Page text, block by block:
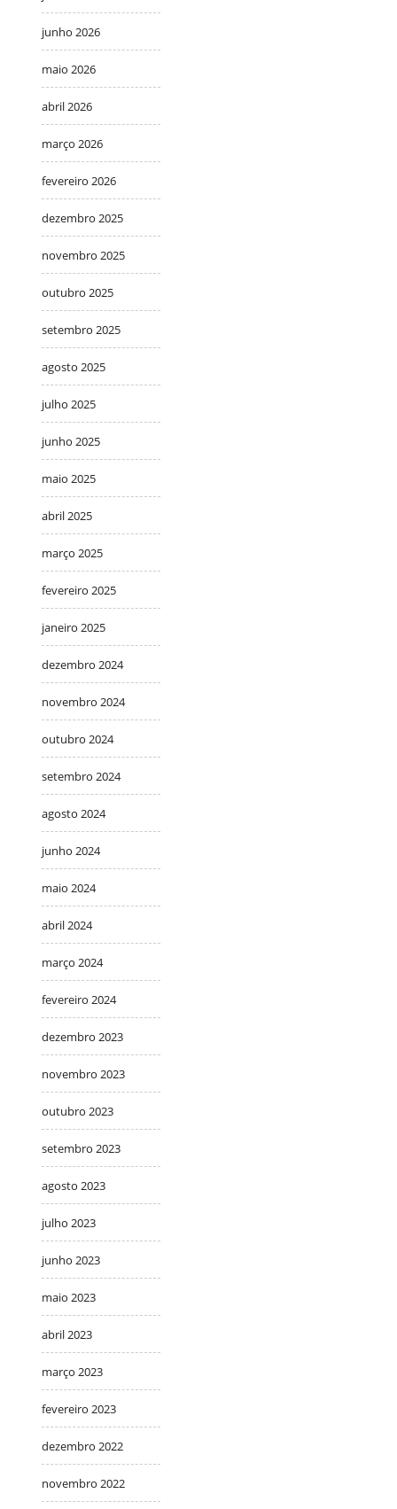
junho 2026
maio 2026
abril 2026
março 2026
fevereiro 2026
dezembro 2025
novembro 2025
outubro 2025
setembro 2025
agosto 2025
julho 2025
junho 2025
maio 2025
abril 2025
março 2025
fevereiro 2025
janeiro 2025
dezembro 2024
novembro 2024
outubro 2024
setembro 2024
agosto 2024
junho 2024
maio 2024
abril 2024
março 2024
fevereiro 2024
dezembro 2023
novembro 2023
outubro 2023
setembro 2023
agosto 2023
julho 2023
junho 2023
maio 2023
abril 2023
março 2023
fevereiro 2023
dezembro 2022
novembro 2022